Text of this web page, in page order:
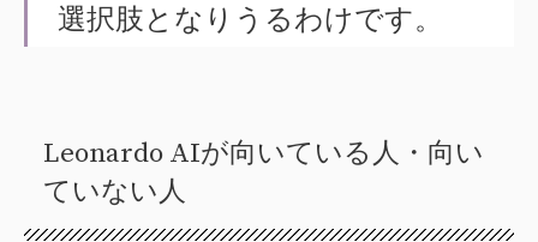
選択肢となりうるわけです。
Leonardo AIが向いている人・向い
ていない人